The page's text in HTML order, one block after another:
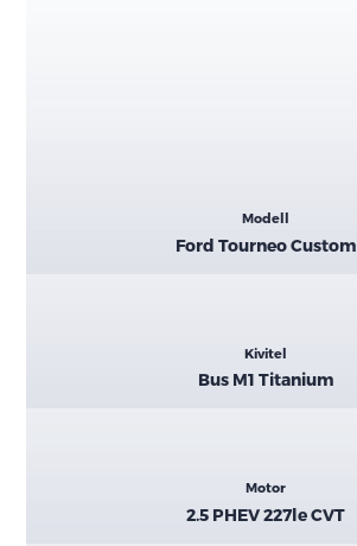
Modell
Ford Tourneo Custom
Kivitel
Bus M1 Titanium
Motor
2.5 PHEV 227le CVT